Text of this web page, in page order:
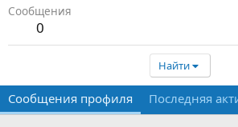
Сообщения
0
Найти
Сообщения профиля Последняя